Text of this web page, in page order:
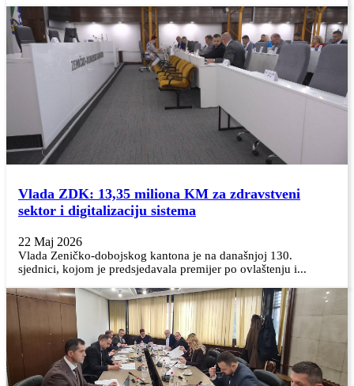
Vlada ZDK: 13,35 miliona KM za zdravstveni
sektor i digitalizaciju sistema
22 Maj 2026
Vlada Zeničko-dobojskog kantona je na današnjoj 130.
sjednici, kojom je predsjedavala premijer po ovlaštenju i...